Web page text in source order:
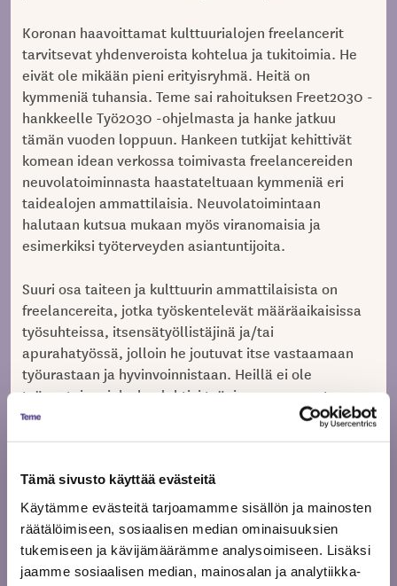
Tämä sivusto käyttää evästeitä
Käytämme evästeitä tarjoamamme sisällön ja mainosten
räätälöimiseen, sosiaalisen median ominaisuuksien
tukemiseen ja kävijämäärämme analysoimiseen. Lisäksi
jaamme sosiaalisen median, mainosalan ja analytiikka-
Koronan haavoittamat kulttuurialojen freelancerit
tarvitsevat yhdenveroista kohtelua ja tukitoimia. He
eivät ole mikään pieni erityisryhmä. Heitä on
kymmeniä tuhansia. Teme sai rahoituksen Freet2030 -
hankkeelle Työ2030 -ohjelmasta ja hanke jatkuu
tämän vuoden loppuun. Hankeen tutkijat kehittivät
komean idean verkossa toimivasta freelancereiden
neuvolatoiminnasta haastateltuaan kymmeniä eri
taidealojen ammattilaisia. Neuvolatoimintaan
halutaan kutsua mukaan myös viranomaisia ja
esimerkiksi työterveyden asiantuntijoita.
Suuri osa taiteen ja kulttuurin ammattilaisista on
freelancereita, jotka työskentelevät määräaikaisissa
työsuhteissa, itsensätyöllistäjinä ja/tai
apurahatyössä, jolloin he joutuvat itse vastaamaan
työurastaan ja hyvinvoinnistaan. Heillä ei ole
työnantajaa, joka huolehtisi työajan seurannasta,
ylitöistä, vuosilomista, täydennyskoulutuksesta tai
työterveydestä. Freelancer kustantaa itse
epäreilulta epäsäännöllisten tulojen kanssa
tasapainoilevien taide- ja kulttuurialojen
ammattilaisten näkökulmasta.
Freet-hankkeen projektipäällikköAnna Anttila